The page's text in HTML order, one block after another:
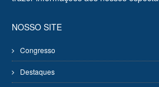
NOSSO SITE
Congresso
Destaques